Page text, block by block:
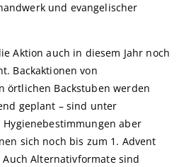
und evangelischer
Aktion auch in diesem Jahr noch
Backaktionen von
örtlichen Backstuben werden
geplant – sind unter
aber
sich noch bis zum 1. Advent
Alternativformate sind